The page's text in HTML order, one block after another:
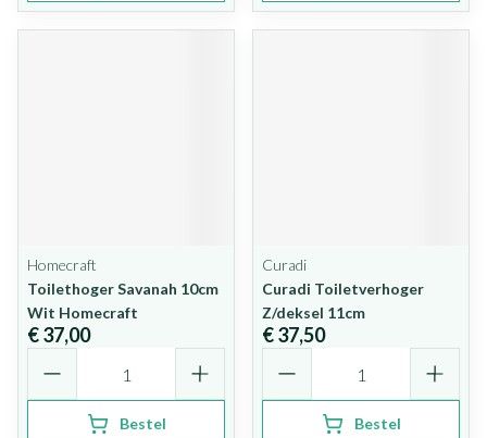
Homecraft
Toilethoger Savanah 10cm
Wit Homecraft
€ 37,00
Bestel
Curadi
Curadi Toiletverhoger
Z/deksel 11cm
€ 37,50
Bestel